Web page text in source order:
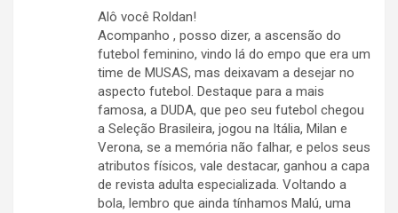
Alô você Roldan!
Acompanho , posso dizer, a ascensão do
futebol feminino, vindo lá do empo que era um
time de MUSAS, mas deixavam a desejar no
aspecto futebol. Destaque para a mais
famosa, a DUDA, que peo seu futebol chegou
a Seleção Brasileira, jogou na Itália, Milan e
Verona, se a memória não falhar, e pelos seus
atributos físicos, vale destacar, ganhou a capa
de revista adulta especializada. Voltando a
bola, lembro que ainda tínhamos Malú, uma